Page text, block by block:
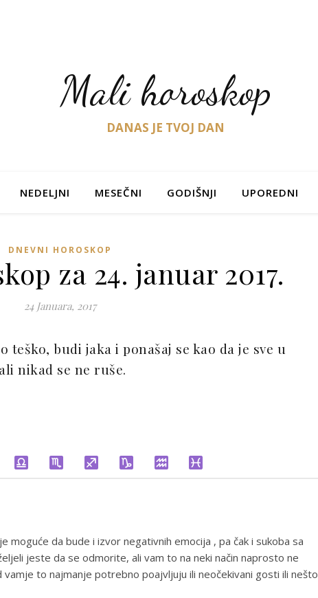
Mali horoskop
DANAS JE TVOJ DAN
NEDELJNI MESEČNI GODIŠNJI UPOREDNI
DNEVNI HOROSKOP
za 24. januar 2017.
24 Januara, 2017
teško, budi jaka i ponašaj se kao da je sve u
nikad se ne ruše.
moguće da bude i izvor negativnih emocija , pa čak i sukoba sa
jeste da se odmorite, ali vam to na neki način naprosto ne
vamje to najmanje potrebno poajvljuju ili neočekivani gosti ili nešto